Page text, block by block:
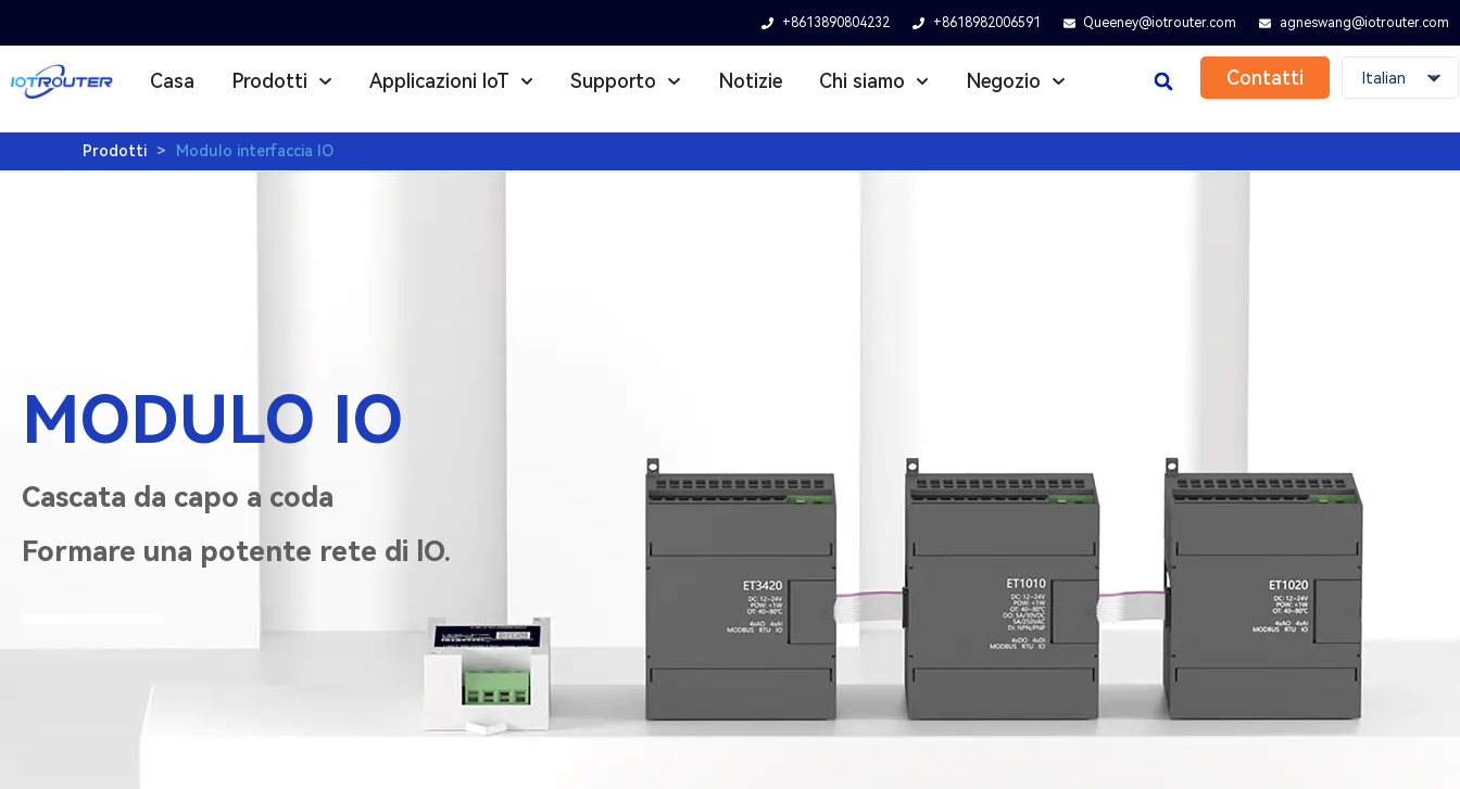
+8613890804232 +8618982006591 Queeney@iotrouter.com agneswang@iotrouter.com
Casa Prodotti Applicazioni loT Supporto Notizie Chi siamo Negozio Contatti Italian
Prodotti > Modulo interfaccia IO
u
o
n
MODULO IO
Cascata da capo a coda
Formare una potente rete di lO.